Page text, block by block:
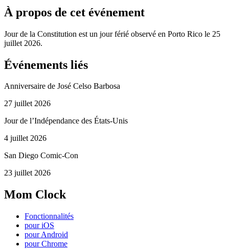
À propos de cet événement
Jour de la Constitution est un jour férié observé en Porto Rico le 25
juillet 2026.
Événements liés
Anniversaire de José Celso Barbosa
27 juillet 2026
Jour de l’Indépendance des États-Unis
4 juillet 2026
San Diego Comic-Con
23 juillet 2026
Mom Clock
Fonctionnalités
pour iOS
pour Android
pour Chrome